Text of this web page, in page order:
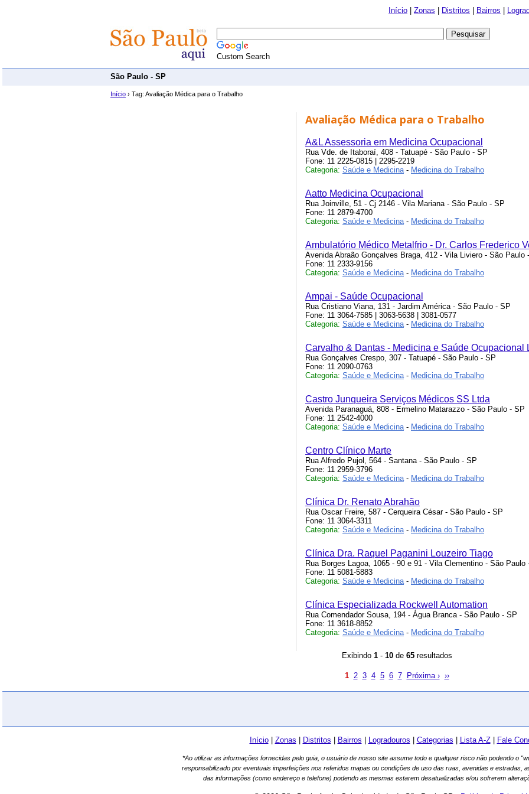
Início Zonas Distritos Bairros
Custom Search
São Paulo - SP
Início › Tag: Avaliação Médica para o Trabalho
Avaliação Médica para o Trabalho
A&L Assessoria em Medicina Ocupacional
Rua Vde. de Itaboraí, 408 - Tatuapé - São Paulo - SP
Fone: 11 2225-0815 | 2295-2219
Categoria: Saúde e Medicina- Medicina do Trabalho
Aatto Medicina Ocupacional
Rua Joinville, 51 - Cj 2146 - Vila Mariana - São Paulo - SP
Fone: 11 2879-4700
Categoria: Saúde e Medicina- Medicina do Trabalho
Ambulatório Médico Metalfrio - Dr. Carlos Frederico
Avenida Abraão Gonçalves Braga, 412 - Vila Liviero - São Paulo
Fone: 11 2333-9156
Categoria: Saúde e Medicina- Medicina do Trabalho
Ampai - Saúde Ocupacional
Rua Cristiano Viana, 131 - Jardim América - São Paulo - SP
Fone: 11 3064-7585 | 3063-5638 | 3081-0577
Categoria: Saúde e Medicina- Medicina do Trabalho
Carvalho & Dantas - Medicina e Saúde Ocupacional
Rua Gonçalves Crespo, 307 - Tatuapé - São Paulo - SP
Fone: 11 2090-0763
Categoria: Saúde e Medicina- Medicina do Trabalho
Castro Junqueira Serviços Médicos SS Ltda
Avenida Paranaguá, 808 - Ermelino Matarazzo - São Paulo - SP
Fone: 11 2542-4000
Categoria: Saúde e Medicina- Medicina do Trabalho
Centro Clínico Marte
Rua Alfredo Pujol, 564 - Santana - São Paulo - SP
Fone: 11 2959-3796
Categoria: Saúde e Medicina- Medicina do Trabalho
Clínica Dr. Renato Abrahão
Rua Oscar Freire, 587 - Cerqueira César - São Paulo - SP
Fone: 11 3064-3311
Categoria: Saúde e Medicina- Medicina do Trabalho
Clínica Dra. Raquel Paganini Louzeiro Tiago
Rua Borges Lagoa, 1065 - 90 e 91 - Vila Clementino - São Paulo
Fone: 11 5081-5883
Categoria: Saúde e Medicina- Medicina do Trabalho
Clínica Especializada Rockwell Automation
Rua Comendador Sousa, 194 - Água Branca - São Paulo - SP
Fone: 11 3618-8852
Categoria: Saúde e Medicina- Medicina do Trabalho
Exibindo 1- 10de 65resultados
1 2 3 4 5 6 7 Próxima › ››
Início| Zonas Distritos Bairros Logradouros Categorias Lista A-Z| Fale
*Ao utilizar as informações fornecidas pelo guia, o usuário de nosso site assume todo e qualquer risco não podendo o
responsabilizado por eventuais imperfeições nos referidos mapas ou condições de uso das ruas, avenidas e estradas,
das informações (como endereço e telefone) podendo as mesmas estarem desatualizadas e/ou sofrerem